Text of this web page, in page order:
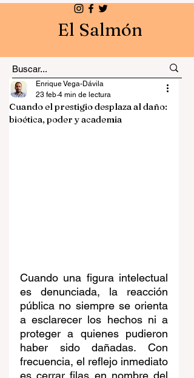
El Salmón
Cuando el prestigio desplaza al daño:
bioética, poder y academia
Enrique Vega-Dávila
23 feb 4 min de lectura
Cuando una figura intelectual
es denunciada, la reacción
pública no siempre se orienta
a esclarecer los hechos ni a
proteger a quienes pudieron
haber sido dañadas. Con
frecuencia, el reflejo inmediato
es cerrar filas en nombre del